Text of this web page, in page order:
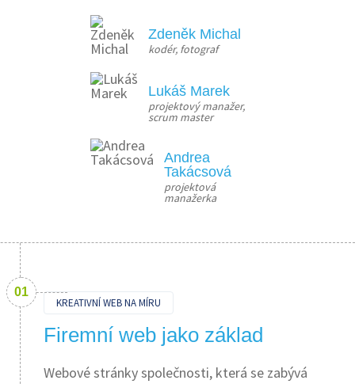
Zdeněk Michal
kodér, fotograf
Lukáš Marek
projektový manažer,
scrum master
Andrea
Takácsová
projektová
manažerka
KREATIVNÍ WEB NA MÍRU
Firemní web jako základ
Webové stránky společnosti, která se zabývá